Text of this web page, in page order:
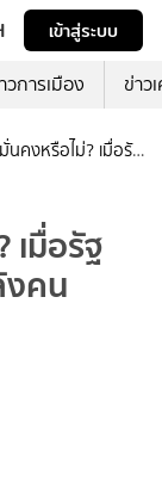
เข้าสู่ระบบ
วการเมือง ข่าว
นคงหรือไม่? เมื่อรัฐ
เมื่อรัฐ
งคน